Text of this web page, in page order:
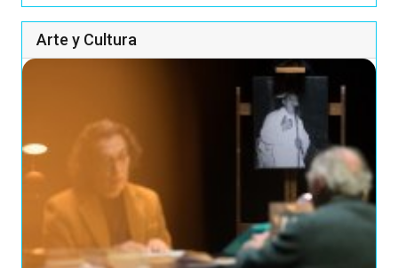
Arte y Cultura